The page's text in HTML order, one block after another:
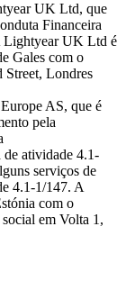
UK Ltd, que
Financeira
Lightyear UK Ltd é
Gales com o
Street, Londres
AS, que é
pela
de atividade 4.1-
serviços de
4.1-1/147. A
com o
em Volta 1,